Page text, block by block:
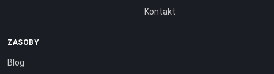
Kontakt
ZASOBY
Blog